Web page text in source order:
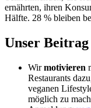
ernährten, ihren
Hälfte. 28 % bleiben
Unser Beitrag
Wirmotivieren
Restaurants
veganen
möglich zu